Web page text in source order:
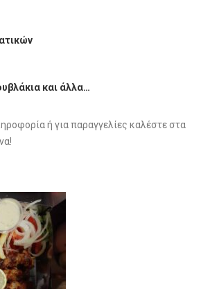
και άλλα…
ή για παραγγελίες καλέστε στα